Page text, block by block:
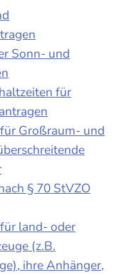
Sonn- und
für
Großraum- und
§ 70 StVZO
land- oder
(z.B.
ihre Anhänger,